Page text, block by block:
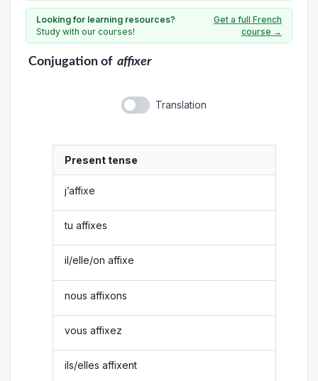
Looking for learning resources?
Study with our courses!
Get a full French
course →
Conjugationof affixer
Translation
Present tense
j’affixe
tu affixes
il/elle/on affixe
nous affixons
vous affixez
ils/elles affixent